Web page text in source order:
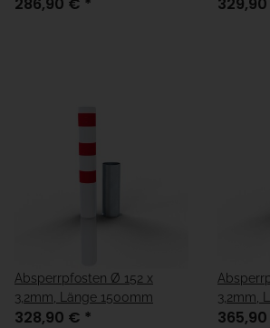
Absperrpfosten Ø 152 x
3,2mm, Länge 1500mm
328,90 € *
3,2mm,